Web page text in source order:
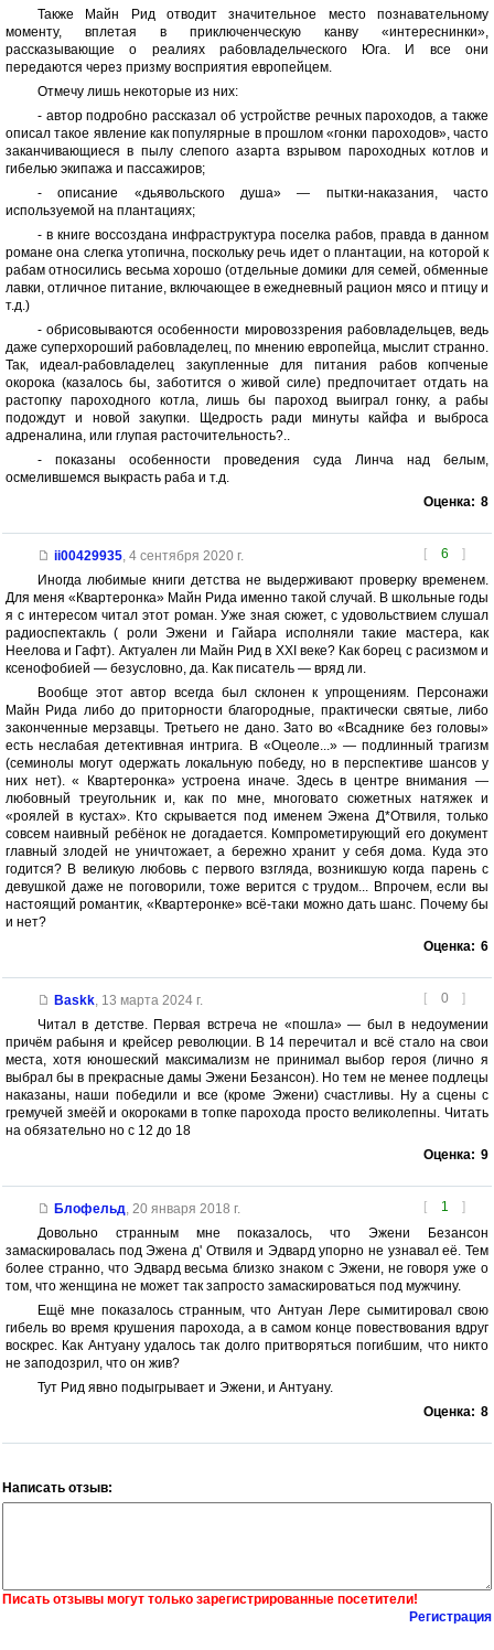
Также Майн Рид отводит значительное место познавательному
моменту, вплетая в приключенческую канву «интереснинки»,
рассказывающие о реалиях рабовладельческого Юга. И все они
передаются через призму восприятия европейцем.
Отмечу лишь некоторые из них:
- автор подробно рассказал об устройстве речных пароходов, а также
описал такое явление как популярные в прошлом «гонки пароходов», часто
заканчивающиеся в пылу слепого азарта взрывом пароходных котлов и
гибелью экипажа и пассажиров;
- описание «дьявольского душа» — пытки-наказания, часто
используемой на плантациях;
- в книге воссоздана инфраструктура поселка рабов, правда в данном
романе она слегка утопична, поскольку речь идет о плантации, на которой к
рабам относились весьма хорошо (отдельные домики для семей, обменные
лавки, отличное питание, включающее в ежедневный рацион мясо и птицу и
т.д.)
- обрисовываются особенности мировоззрения рабовладельцев, ведь
даже суперхороший рабовладелец, по мнению европейца, мыслит странно.
Так, идеал-рабовладелец закупленные для питания рабов копченые
окорока (казалось бы, заботится о живой силе) предпочитает отдать на
растопку пароходного котла, лишь бы пароход выиграл гонку, а рабы
подождут и новой закупки. Щедрость ради минуты кайфа и выброса
адреналина, или глупая расточительность?..
- показаны особенности проведения суда Линча над белым,
осмелившемся выкрасть раба и т.д.
Оценка: 8
[ 6 ]
ii00429935, 4 сентября 2020 г.
Иногда любимые книги детства не выдерживают проверку временем.
Для меня «Квартеронка» Майн Рида именно такой случай. В школьные годы
я с интересом читал этот роман. Уже зная сюжет, с удовольствием слушал
радиоспектакль ( роли Эжени и Гайара исполняли такие мастера, как
Неелова и Гафт). Актуален ли Майн Рид в XXI веке? Как борец с расизмом и
ксенофобией — безусловно, да. Как писатель — вряд ли.
Вообще этот автор всегда был склонен к упрощениям. Персонажи
Майн Рида либо до приторности благородные, практически святые, либо
законченные мерзавцы. Третьего не дано. Зато во «Всаднике без головы»
есть неслабая детективная интрига. В «Оцеоле...» — подлинный трагизм
(семинолы могут одержать локальную победу, но в перспективе шансов у
них нет). « Квартеронка» устроена иначе. Здесь в центре внимания —
любовный треугольник и, как по мне, многовато сюжетных натяжек и
«роялей в кустах». Кто скрывается под именем Эжена Д*Отвиля, только
совсем наивный ребёнок не догадается. Компрометирующий его документ
главный злодей не уничтожает, а бережно хранит у себя дома. Куда это
годится? В великую любовь с первого взгляда, возникшую когда парень с
девушкой даже не поговорили, тоже верится с трудом... Впрочем, если вы
настоящий романтик, «Квартеронке» всё-таки можно дать шанс. Почему бы
и нет?
Оценка: 6
[ 0 ]
Baskk, 13 марта 2024 г.
Читал в детстве. Первая встреча не «пошла» — был в недоумении
причём рабыня и крейсер революции. В 14 перечитал и всё стало на свои
места, хотя юношеский максимализм не принимал выбор героя (лично я
выбрал бы в прекрасные дамы Эжени Безансон). Но тем не менее подлецы
наказаны, наши победили и все (кроме Эжени) счастливы. Ну а сцены с
гремучей змеёй и окороками в топке парохода просто великолепны. Читать
на обязательно но с 12 до 18
Оценка: 9
[ 1 ]
Блофельд, 20 января 2018 г.
Довольно странным мне показалось, что Эжени Безансон
замаскировалась под Эжена д' Отвиля и Эдвард упорно не узнавал её. Тем
более странно, что Эдвард весьма близко знаком с Эжени, не говоря уже о
том, что женщина не может так запросто замаскироваться под мужчину.
Ещё мне показалось странным, что Антуан Лере сымитировал свою
гибель во время крушения парохода, а в самом конце повествования вдруг
воскрес. Как Антуану удалось так долго притворяться погибшим, что никто
не заподозрил, что он жив?
Тут Рид явно подыгрывает и Эжени, и Антуану.
Оценка: 8
Написать отзыв:
Писать отзывы могут только зарегистрированные посетители!
Регистрация